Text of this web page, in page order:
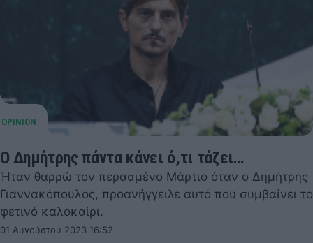
Ο Δημήτρης πάντα κάνει ό,τι τάζει…
Ήταν θαρρώ τον περασμένο Μάρτιο όταν ο Δημήτρης
Γιαννακόπουλος, προανήγγειλε αυτό που συμβαίνει το
φετινό καλοκαίρι.
01 Αυγούστου 2023 16:52